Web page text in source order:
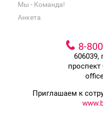
Мы - Команда!
Анкета
8-
606039,
Приглашаем к